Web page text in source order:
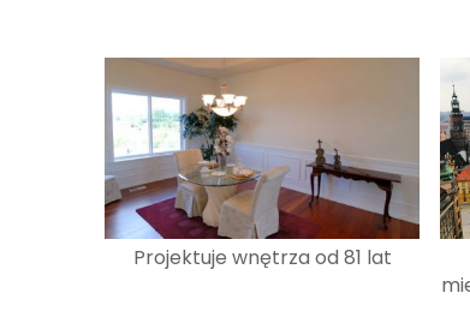
Projektuje wnętrza od 81 lat